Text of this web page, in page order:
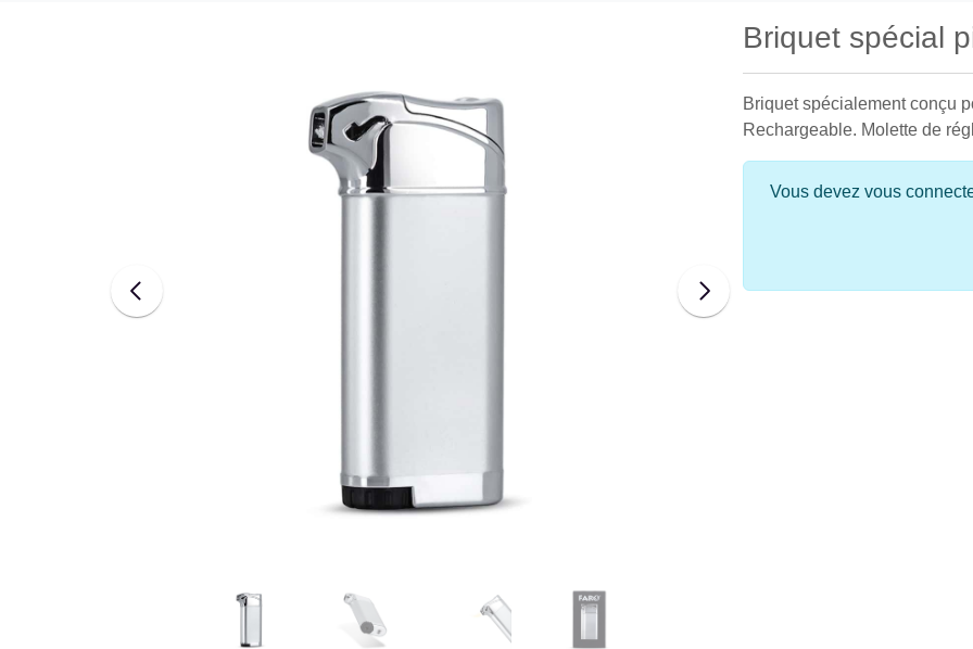
Briquet spécial
Briquet spécialement conçu
Rechargeable. Molette de
Vous devez vous